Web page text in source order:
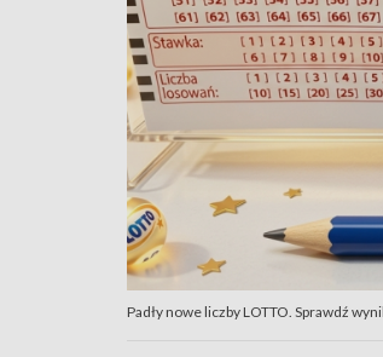
Padły nowe liczby LOTTO. Sprawdź